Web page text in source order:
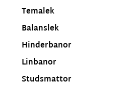
Temalek
Balanslek
Hinderbanor
Linbanor
Studsmattor